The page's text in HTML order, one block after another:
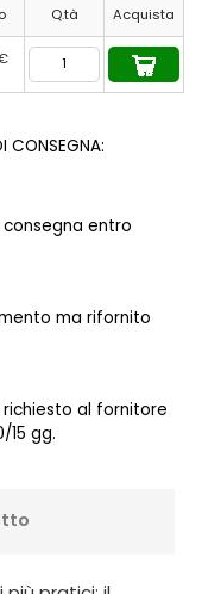
Q.tà Acquista
CONSEGNA:
consegna entro
ma rifornito
richiesto al fornitore
gg.